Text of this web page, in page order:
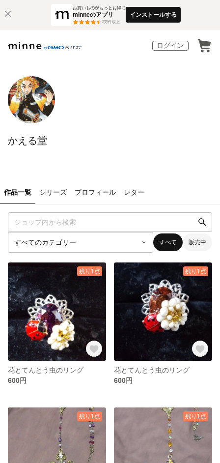
お買いものがもっとお得に
minneのアプリ
3万件以上
インストールする
ログイン
かえる堂
作品一覧 シリーズ プロフィール レター
すべて 販売中
残り1点
花とてんとう虫のリング
600円
残り1点
花とてんとう虫のリング
600円
残り1点 残り1点